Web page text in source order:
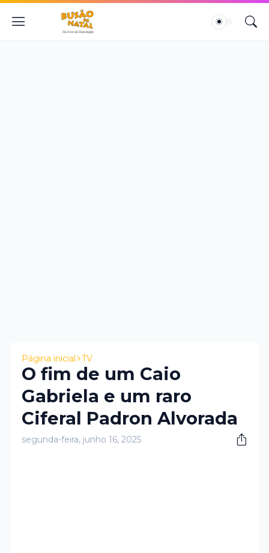
Página inicial TV
O fim de um Caio
Gabriela e um raro
Ciferal Padron Alvorada
segunda-feira, junho 16, 2025